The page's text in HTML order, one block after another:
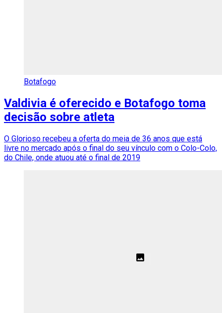
Botafogo
Valdivia é oferecido e Botafogo toma
decisão sobre atleta
O Glorioso recebeu a oferta do meia de 36 anos que está
livre no mercado após o final do seu vínculo com o Colo-Colo,
do Chile, onde atuou até o final de 2019